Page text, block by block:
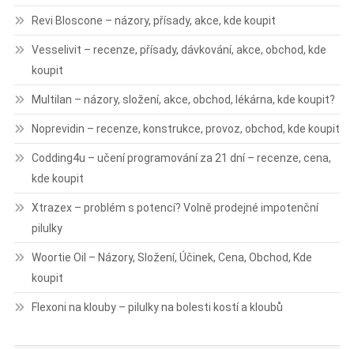
Revi Bloscone – názory, přísady, akce, kde koupit
Vesselivit – recenze, přísady, dávkování, akce, obchod, kde
koupit
Multilan – názory, složení, akce, obchod, lékárna, kde koupit?
Noprevidin – recenze, konstrukce, provoz, obchod, kde koupit
Codding4u – učení programování za 21 dní – recenze, cena,
kde koupit
Xtrazex – problém s potencí? Volně prodejné impotenční
pilulky
Woortie Oil – Názory, Složení, Účinek, Cena, Obchod, Kde
koupit
Flexoni na klouby – pilulky na bolesti kostí a kloubů